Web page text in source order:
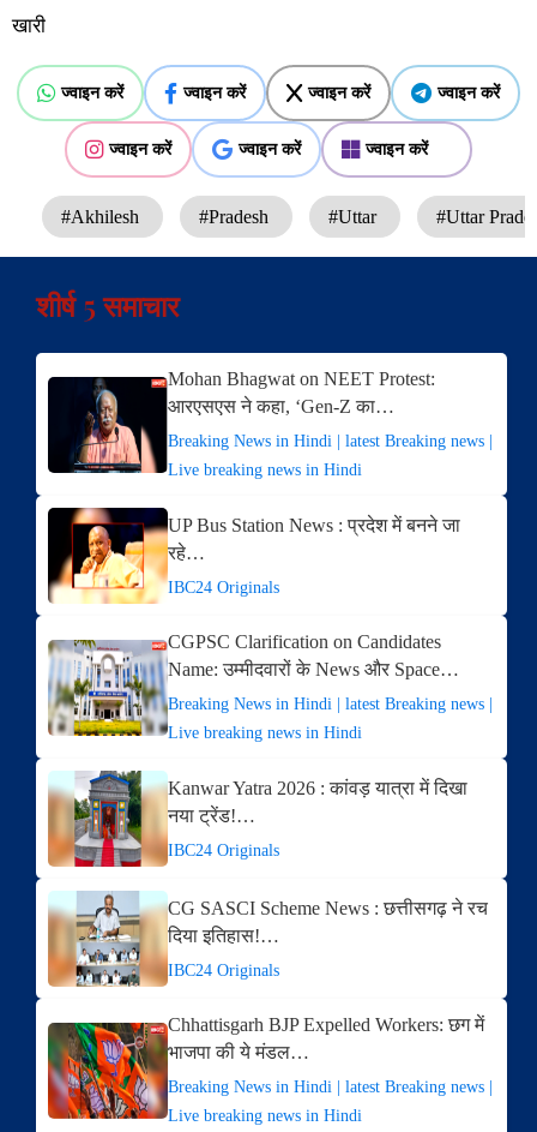
खारी
ज्वाइन करें ज्वाइन करें ज्वाइन करें ज्वाइन करें
ज्वाइन करें ज्वाइन करें ज्वाइन करें
#Akhilesh #Pradesh #Uttar #Uttar
शीर्ष 5 समाचार
Mohan Bhagwat on NEET Protest:
आरएसएस ने कहा, ‘Gen-Z का…
Breaking News in Hindi | latest Breaking news |
Live breaking news in Hindi
UP Bus Station News : प्रदेश में बनने जा
रहे…
IBC24 Originals
CGPSC Clarification on Candidates
Name: उम्मीदवारों के News और Space…
Breaking News in Hindi | latest Breaking news |
Live breaking news in Hindi
Kanwar Yatra 2026 : कांवड़ यात्रा में दिखा
नया ट्रेंड!…
IBC24 Originals
CG SASCI Scheme News : छत्तीसगढ़ ने रच
दिया इतिहास!…
IBC24 Originals
Chhattisgarh BJP Expelled Workers: छग में
भाजपा की ये मंडल…
Breaking News in Hindi | latest Breaking news |
Live breaking news in Hindi